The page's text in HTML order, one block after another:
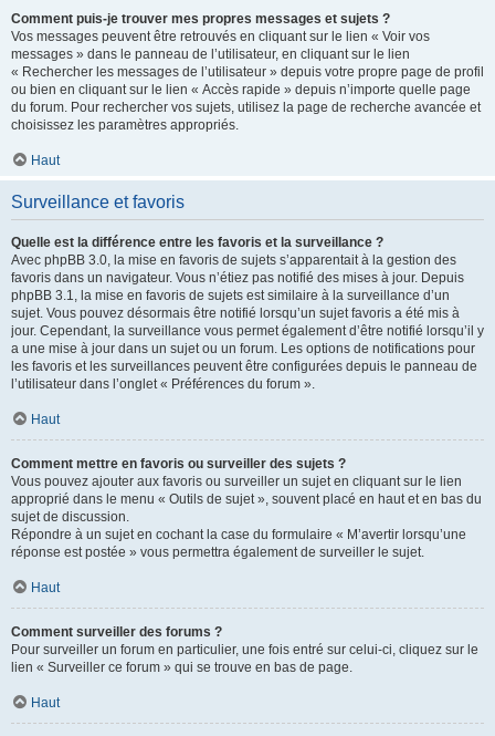
Comment puis-je trouver mes propres messages et sujets ?
Vos messages peuvent être retrouvés en cliquant sur le lien « Voir vos
messages » dans le panneau de l’utilisateur, en cliquant sur le lien
« Rechercher les messages de l’utilisateur » depuis votre propre page de profil
ou bien en cliquant sur le lien « Accès rapide » depuis n’importe quelle page
du forum. Pour rechercher vos sujets, utilisez la page de recherche avancée et
choisissez les paramètres appropriés.
Haut
Surveillance et favoris
Quelle est la différence entre les favoris et la surveillance ?
Avec phpBB 3.0, la mise en favoris de sujets s’apparentait à la gestion des
favoris dans un navigateur. Vous n’étiez pas notifié des mises à jour. Depuis
phpBB 3.1, la mise en favoris de sujets est similaire à la surveillance d’un
sujet. Vous pouvez désormais être notifié lorsqu’un sujet favoris a été mis à
jour. Cependant, la surveillance vous permet également d’être notifié lorsqu’il y
a une mise à jour dans un sujet ou un forum. Les options de notifications pour
les favoris et les surveillances peuvent être configurées depuis le panneau de
l’utilisateur dans l’onglet « Préférences du forum ».
Haut
Comment mettre en favoris ou surveiller des sujets ?
Vous pouvez ajouter aux favoris ou surveiller un sujet en cliquant sur le lien
approprié dans le menu « Outils de sujet », souvent placé en haut et en bas du
sujet de discussion.
Répondre à un sujet en cochant la case du formulaire « M’avertir lorsqu’une
réponse est postée » vous permettra également de surveiller le sujet.
Haut
Comment surveiller des forums ?
Pour surveiller un forum en particulier, une fois entré sur celui-ci, cliquez sur le
lien « Surveiller ce forum » qui se trouve en bas de page.
Haut